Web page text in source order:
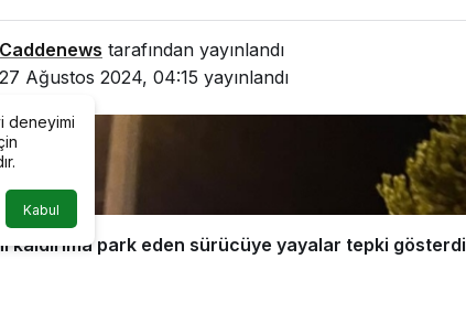
Caddenews tarafından yayınlandı
27 Ağustos 2024, 04:15 yayınlandı
kaldırıma park eden sürücüye yayalar tepki gösterdi
deneyimi
Kabul